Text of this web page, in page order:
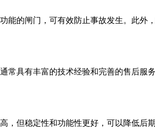
的闸门，可有效防止事故发生。此外
具有丰富的技术经验和完善的售后服
但稳定性和功能性更好，可以降低后期